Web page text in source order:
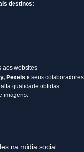
destinos:
aos websites
, Pexels e seus colaboradores
qualidade obtidas
imagens.
na mídia social